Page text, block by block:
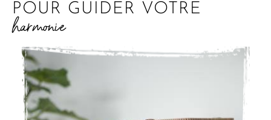
POUR GUIDER VOTRE
harmonie